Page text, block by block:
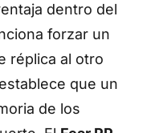
dentro del
forzar un
réplica al otro
establece que un
de los